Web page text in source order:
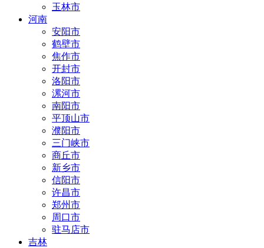
玉林市
河南
安阳市
鹤壁市
焦作市
开封市
洛阳市
漯河市
南阳市
平顶山市
濮阳市
三门峡市
商丘市
新乡市
信阳市
许昌市
郑州市
周口市
驻马店市
吉林